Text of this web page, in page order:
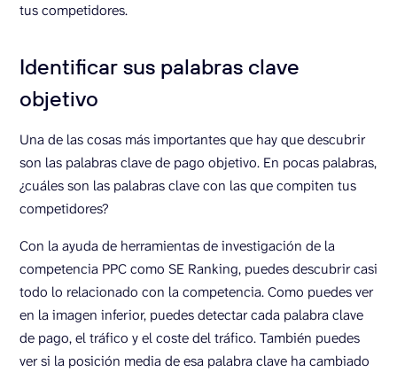
tus competidores.
Identificar sus palabras clave
objetivo
Una de las cosas más importantes que hay que descubrir
son las palabras clave de pago objetivo. En pocas palabras,
¿cuáles son las palabras clave con las que compiten tus
competidores?
Con la ayuda de herramientas de investigación de la
competencia PPC como SE Ranking, puedes descubrir casi
todo lo relacionado con la competencia. Como puedes ver
en la imagen inferior, puedes detectar cada palabra clave
de pago, el tráfico y el coste del tráfico. También puedes
ver si la posición media de esa palabra clave ha cambiado